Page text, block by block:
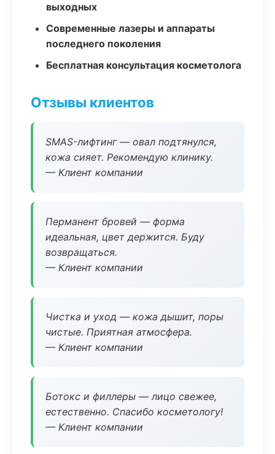
выходных
Современные лазеры и аппараты
последнего поколения
Бесплатная консультация косметолога
Отзывы клиентов
SMAS-лифтинг — овал подтянулся,
кожа сияет. Рекомендую клинику.
— Клиент компании
Перманент бровей — форма
идеальная, цвет держится. Буду
возвращаться.
— Клиент компании
Чистка и уход — кожа дышит, поры
чистые. Приятная атмосфера.
— Клиент компании
Ботокс и филлеры — лицо свежее,
естественно. Спасибо косметологу!
— Клиент компании